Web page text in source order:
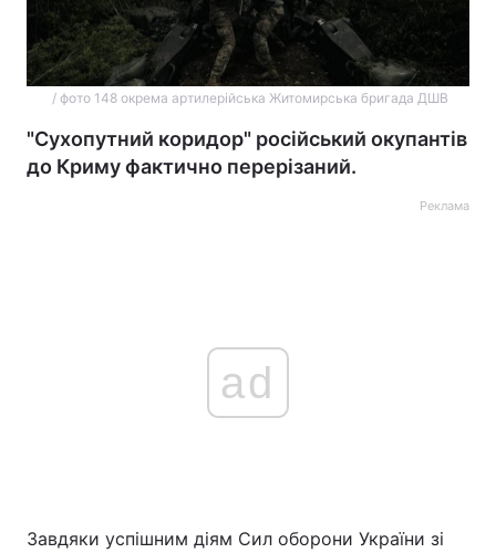
/ фото 148 окрема артилерійська Житомирська бригада ДШВ
"Сухопутний коридор" російський окупантів
до Криму фактично перерізаний.
Реклама
ad
Завдяки успішним діям Сил оборони України зі